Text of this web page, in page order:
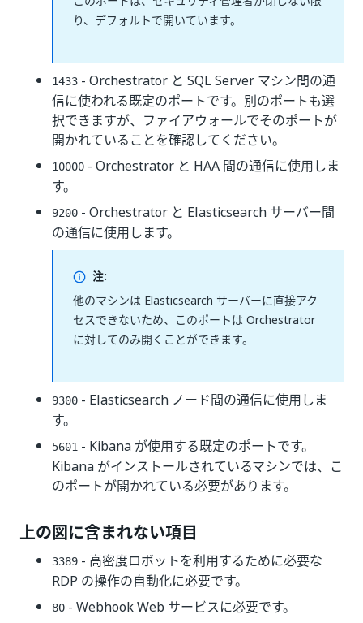
り、デフォルトで開いています。
1433 - Orchestrator と SQL Server マシン間の通
信に使われる既定のポートです。別のポートも選
択できますが、ファイアウォールでそのポートが
開かれていることを確認してください。
10000 - Orchestrator と HAA 間の通信に使用しま
す。
9200 - Orchestrator と Elasticsearch サーバー間
の通信に使用します。
注:
他のマシンは Elasticsearch サーバーに直接アク
セスできないため、このポートは Orchestrator
に対してのみ開くことができます。
9300 - Elasticsearch ノード間の通信に使用しま
す。
5601 - Kibana が使用する既定のポートです。
Kibana がインストールされているマシンでは、こ
のポートが開かれている必要があります。
上の図に含まれない項目
3389 - 高密度ロボットを利用するために必要な
RDP の操作の自動化に必要です。
80 - Webhook Web サービスに必要です。